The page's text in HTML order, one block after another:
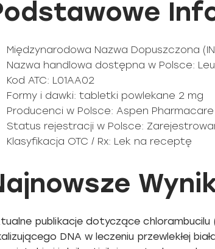
Międzynarodowa Nazwa Dopuszczona
Nazwa handlowa dostępna w Polsce:
Kod ATC: L01AA02
Formy i dawki: tabletki powlekane 2 mg
Producenci w Polsce: Aspen Pharmacare
Status rejestracji w Polsce:
Klasyfikacja OTC / Rx: Lek na receptę
publikacje dotyczące
DNA w leczeniu przewlekłej